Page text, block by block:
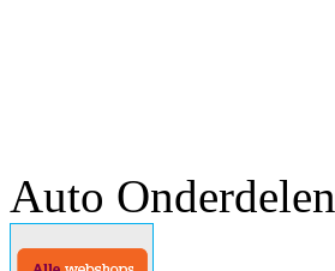
Auto Onderdelen